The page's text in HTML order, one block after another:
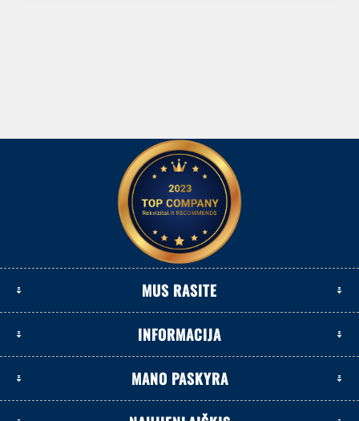
MUS RASITE
INFORMACIJA
MANO PASKYRA